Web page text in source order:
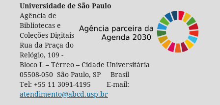
Universidade de São Paulo
Agência de
Bibliotecas e
Coleções Digitais
Rua da Praça do
Relógio, 109 -
Bloco L – Térreo – Cidade Universitária
05508-050 São Paulo, SP Brasil
Tel: +55 11 3091-4195 E-mail:
atendimento@abcd.usp.br